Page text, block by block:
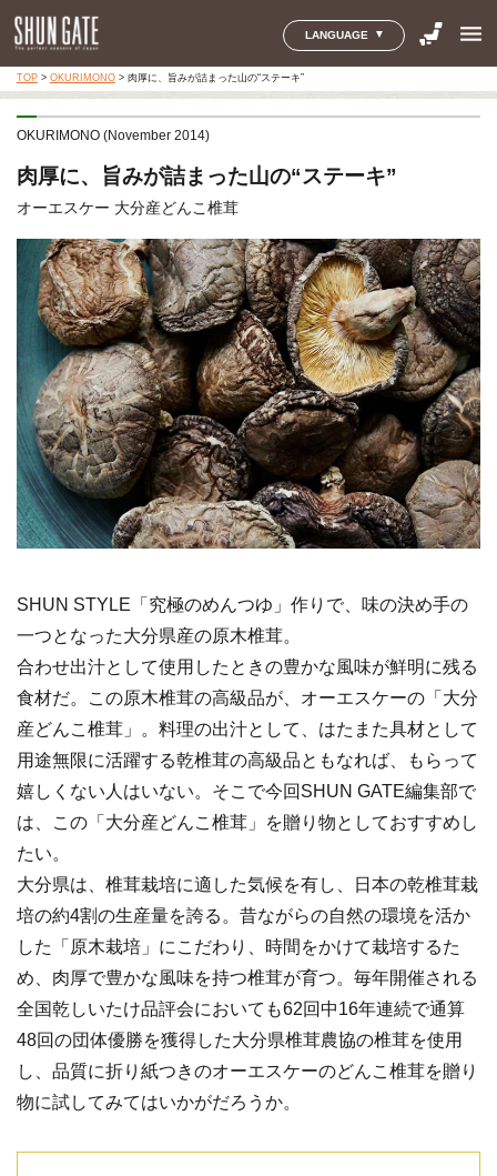
LANGUAGE menu
TOP> OKURIMONO> 肉厚に、旨みが詰まった山の“ステーキ”
OKURIMONO (November 2014)
肉厚に、旨みが詰まった山の“ステーキ”
オーエスケー 大分産どんこ椎茸
SHUN STYLE「究極のめんつゆ」作りで、味の決め手の
一つとなった大分県産の原木椎茸。
合わせ出汁として使用したときの豊かな風味が鮮明に残る
食材だ。この原木椎茸の高級品が、オーエスケーの「大分
産どんこ椎茸」。料理の出汁として、はたまた具材として
用途無限に活躍する乾椎茸の高級品ともなれば、もらって
嬉しくない人はいない。そこで今回SHUN GATE編集部で
は、この「大分産どんこ椎茸」を贈り物としておすすめし
たい。
大分県は、椎茸栽培に適した気候を有し、日本の乾椎茸栽
培の約4割の生産量を誇る。昔ながらの自然の環境を活か
した「原木栽培」にこだわり、時間をかけて栽培するた
め、肉厚で豊かな風味を持つ椎茸が育つ。毎年開催される
全国乾しいたけ品評会においても62回中16年連続で通算
48回の団体優勝を獲得した大分県椎茸農協の椎茸を使用
し、品質に折り紙つきのオーエスケーのどんこ椎茸を贈り
物に試してみてはいかがだろうか。